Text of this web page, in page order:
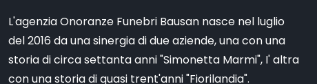
L'agenzia Onoranze Funebri Bausan nasce nel luglio
del 2016 da una sinergia di due aziende, una con una
storia di circa settanta anni "Simonetta Marmi", I' altra
con una storia di quasi trent'anni "Fiorilandia".